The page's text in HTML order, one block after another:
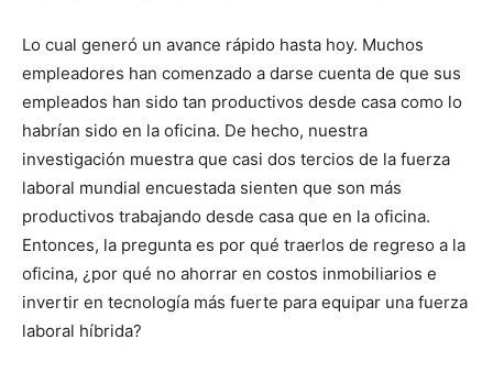
Lo cual generó un avance rápido hasta hoy. Muchos
empleadores han comenzado a darse cuenta de que sus
empleados han sido tan productivos desde casa como lo
habrían sido en la oficina. De hecho, nuestra
investigación muestra que casi dos tercios de la fuerza
laboral mundial encuestada sienten que son más
productivos trabajando desde casa que en la oficina.
Entonces, la pregunta es por qué traerlos de regreso a la
oficina, ¿por qué no ahorrar en costos inmobiliarios e
invertir en tecnología más fuerte para equipar una fuerza
laboral híbrida?